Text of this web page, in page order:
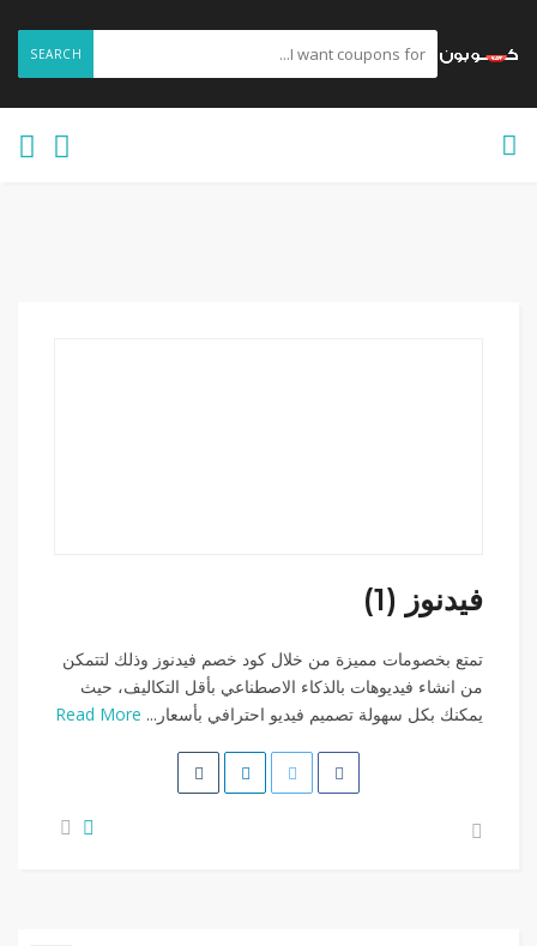
SEARCH
فيدنوز (1)
تمتع بخصومات مميزة من خلال كود خصم فيدنوز وذلك لتتمكن
من انشاء فيديوهات بالذكاء الاصطناعي بأقل التكاليف، حيث
يمكنك بكل سهولة تصميم فيديو احترافي بأسعار... Read More